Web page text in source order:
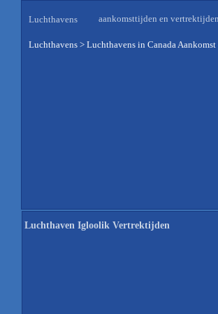
Luchthavens aankomsttijden en vertrektijden
Luchthavens > Luchthavens in Canada Aankomst
Luchthaven Igloolik Vertrektijden